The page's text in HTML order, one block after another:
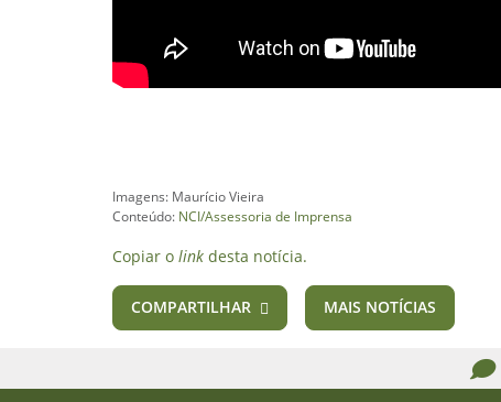
Imagens: Maurício Vieira
Conteúdo: NCI/Assessoria de Imprensa
Copiar o link desta notícia.
COMPARTILHAR MAIS NOTÍCIAS